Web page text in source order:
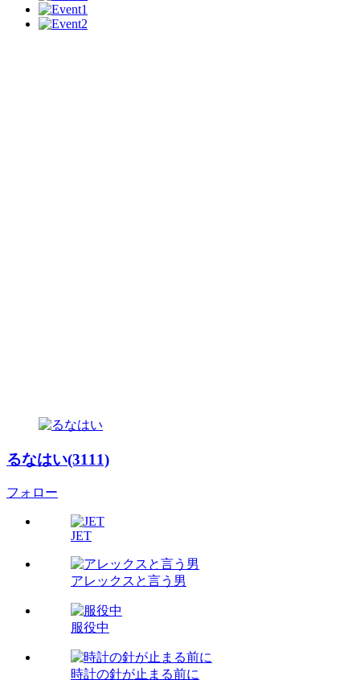
るなはい(3111)
フォロー
JET
アレックスと言う男
服役中
時計の針が止まる前に